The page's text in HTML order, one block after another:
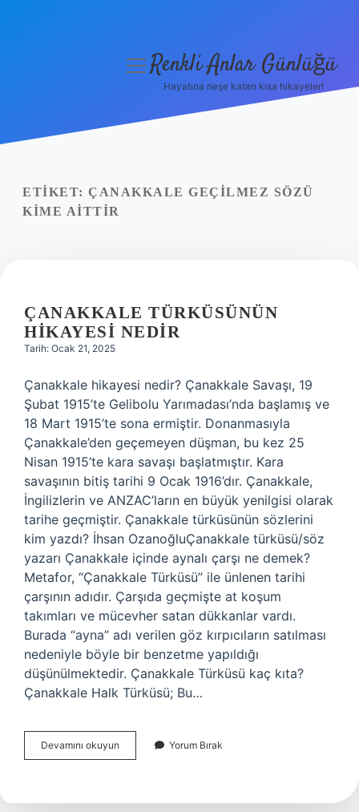
Yasal Uyarı
menüyüRenkli Anlar Günlüğü
Hayatına neşe katan kısa hikayeler!
ETIKET: ÇANAKKALE GEÇILMEZ SÖZÜ
KIME AITTIR
ÇANAKKALE TÜRKÜSÜNÜN
HIKAYESI NEDIR
Tarih: Ocak 21, 2025
Çanakkale hikayesi nedir? Çanakkale Savaşı, 19
Şubat 1915’te Gelibolu Yarımadası’nda başlamış ve
18 Mart 1915’te sona ermiştir. Donanmasıyla
Çanakkale’den geçemeyen düşman, bu kez 25
Nisan 1915’te kara savaşı başlatmıştır. Kara
savaşının bitiş tarihi 9 Ocak 1916’dır. Çanakkale,
İngilizlerin ve ANZAC’ların en büyük yenilgisi olarak
tarihe geçmiştir. Çanakkale türküsünün sözlerini
kim yazdı? İhsan OzanoğluÇanakkale türküsü/söz
yazarı Çanakkale içinde aynalı çarşı ne demek?
Metafor, “Çanakkale Türküsü” ile ünlenen tarihi
çarşının adıdır. Çarşıda geçmişte at koşum
takımları ve mücevher satan dükkanlar vardı.
Burada “ayna” adı verilen göz kırpıcıların satılması
nedeniyle böyle bir benzetme yapıldığı
düşünülmektedir. Çanakkale Türküsü kaç kıta?
Çanakkale Halk Türküsü; Bu…
Devamını okuyun Çanakkale
Türküsünün
Yorum Bırak